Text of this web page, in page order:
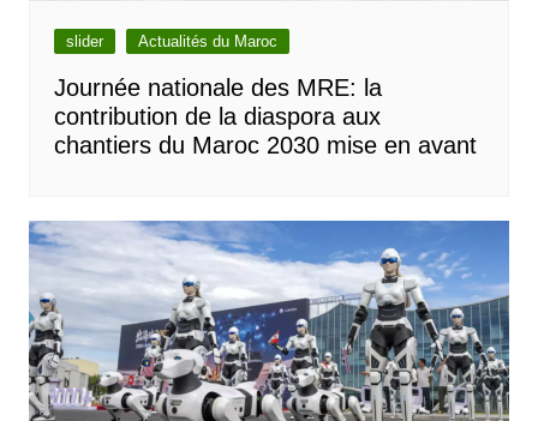
slider Actualités du Maroc
Journée nationale des MRE: la
contribution de la diaspora aux
chantiers du Maroc 2030 mise en avant